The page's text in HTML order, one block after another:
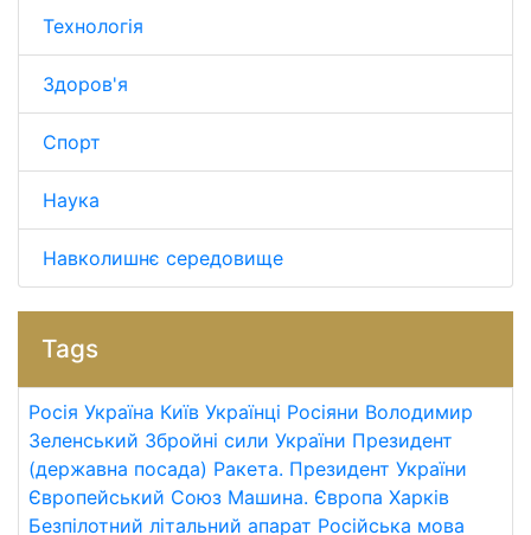
Технологія
Здоров'я
Спорт
Наука
Навколишнє середовище
Tags
Росія Україна Київ Українці Росіяни Володимир
Зеленський Збройні сили України Президент
(державна посада) Ракета. Президент України
Європейський Союз Машина. Європа Харків
Безпілотний літальний апарат Російська мова